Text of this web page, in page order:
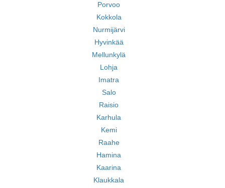
Porvoo
Kokkola
Nurmijärvi
Hyvinkää
Mellunkylä
Lohja
Imatra
Salo
Raisio
Karhula
Kemi
Raahe
Hamina
Kaarina
Klaukkala